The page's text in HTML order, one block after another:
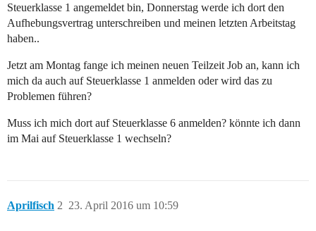
Steuerklasse 1 angemeldet bin, Donnerstag werde ich dort den
Aufhebungsvertrag unterschreiben und meinen letzten Arbeitstag
haben..
Jetzt am Montag fange ich meinen neuen Teilzeit Job an, kann ich
mich da auch auf Steuerklasse 1 anmelden oder wird das zu
Problemen führen?
Muss ich mich dort auf Steuerklasse 6 anmelden? könnte ich dann
im Mai auf Steuerklasse 1 wechseln?
Aprilfisch 23. April 2016 um 10:59
2